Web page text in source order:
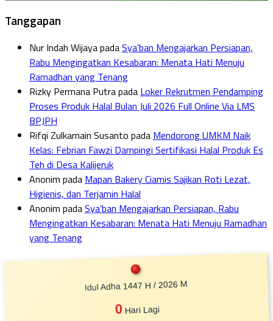
Tanggapan
Nur Indah WijayapadaSya’ban Mengajarkan Persiapan,
Rabu Mengingatkan Kesabaran: Menata Hati Menuju
Ramadhan yang Tenang
Rizky Permana Putrapada Loker Rekrutmen Pendamping
Proses Produk Halal Bulan Juli 2026 Full Online Via LMS
BPJPH
Rifqi Zulkarnain Susanto pada Mendorong UMKM Naik
Kelas: Febrian Fawzi Dampingi Sertifikasi Halal Produk Es
Teh di Desa Kalijeruk
Anonim pada Mapan Bakery Ciamis Sajikan Roti Lezat,
Higienis, dan Terjamin Halal
Anonim padaSya’ban Mengajarkan Persiapan, Rabu
Mengingatkan Kesabaran: Menata Hati Menuju Ramadhan
yang Tenang
Idul Adha 1447 H / 2026 M
0 Hari Lagi